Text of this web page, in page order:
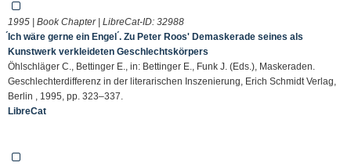
1995 | Book Chapter | LibreCat-ID: 32988
́Ich wäre gerne ein Engel ́. Zu Peter Roos' Demaskerade seines als
Kunstwerk verkleideten Geschlechtskörpers
Öhlschläger C., Bettinger E., in: Bettinger E., Funk J. (Eds.), Maskeraden.
Geschlechterdifferenz in der literarischen Inszenierung, Erich Schmidt Verlag,
Berlin , 1995, pp. 323–337.
LibreCat